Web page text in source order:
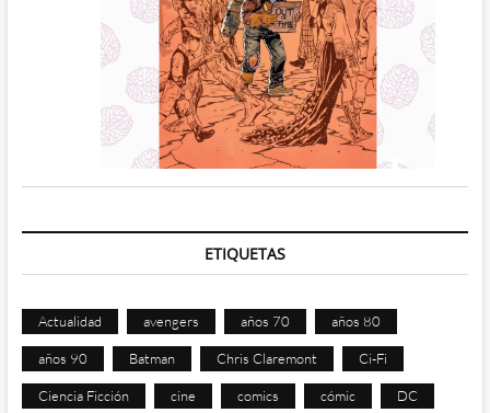
ETIQUETAS
Actualidad avengers años 70 años 80
años 90 Batman Chris Claremont Ci-Fi
Ciencia Ficción cine comics cómic DC